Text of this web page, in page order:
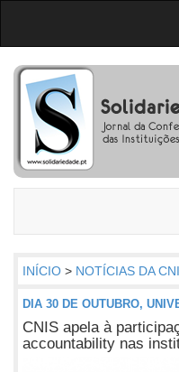
INÍCIO > NOTÍCIAS DA
DIA 30 DE OUTUBRO,
CNIS apela à
accountability nas